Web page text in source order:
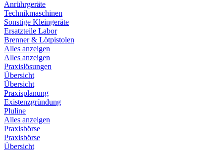
Anrührgeräte
Technikmaschinen
Sonstige Kleingeräte
Ersatzteile Labor
Brenner & Lötpistolen
Alles anzeigen
Alles anzeigen
Praxislösungen
Übersicht
Übersicht
Praxisplanung
Existenzgründung
Pluline
Alles anzeigen
Praxisbörse
Praxisbörse
Übersicht